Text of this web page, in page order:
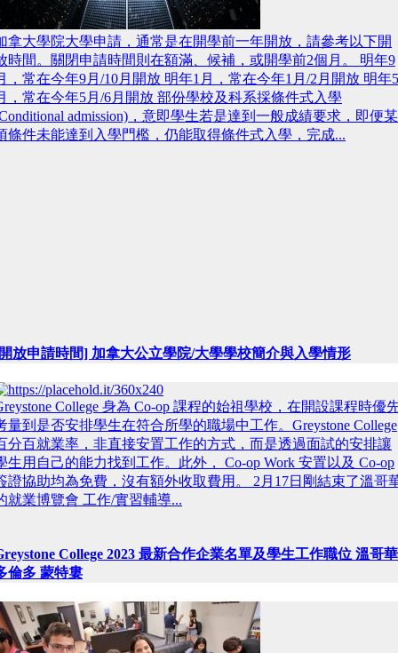
拿大學院大學申請，通常是在開學前一年開放，請參考以下開
時間。關閉申請時間則在額滿、候補，或開學前2個月。 明年9
，常在今年9月/10月開放 明年1月，常在今年1月/2月開放 明年5
，常在今年5月/6月開放 部份學校及科系採條件式入學
admission)，意即學生若是達到一般成績要求，即便某
條件未能達到入學門檻，仍能取得條件式入學，完成...
放申請時間] 加拿大公立學院/大學學校簡介與入學情形
College 身為 Co-op 課程的始祖學校，在開設課程時優
量到是否安排學生在符合所學的職場中工作。Greystone College
分百就業率，非直接安置工作的方式，而是透過面試的安排讓
生用自己的能力找到工作。此外， Co-op Work 安置以及 Co-op
證協助均為免費，沒有額外收取費用。 2月17日剛結束了溫哥
就業博覽會 工作/實習輔導...
College 2023 最新合作企業名單及學生工作職位 溫哥華
倫多 蒙特婁